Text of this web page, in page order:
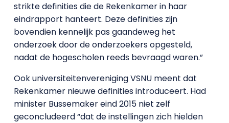
strikte definities die de Rekenkamer in haar
eindrapport hanteert. Deze definities zijn
bovendien kennelijk pas gaandeweg het
onderzoek door de onderzoekers opgesteld,
nadat de hogescholen reeds bevraagd waren.”
Ook universiteitenvereniging VSNU meent dat
Rekenkamer nieuwe definities introduceert. Had
minister Bussemaker eind 2015 niet zelf
geconcludeerd “dat de instellingen zich hielden